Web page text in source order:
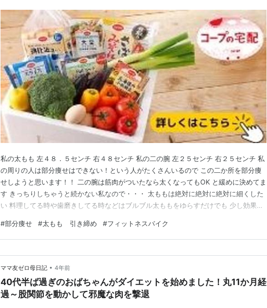
私の太もも 左４８．５センチ 右４８センチ 私の二の腕 左２５センチ 右２５センチ 私
の周りの人は部分痩せはできない！という人がたくさんいるので この二か所を部分痩
せしようと思います！！ 二の腕は筋肉がついたなら太くなってもOK と緩めに決めてま
す きっちりしちゃうと続かない私なので・・・ 太ももは絶対に絶対に絶対に細くした
い 料理してる時や歯磨きしてる時などはブルブル太ももをゆらすだけでも 少し効果が
ぞ！！！ きっとできるはずだ！！
#部分痩せ #太もも 引き締め #フィットネスバイク
ママ友ゼロ母日記 • 4年前
40代半ば過ぎのおばちゃんがダイエットを始めました！丸11か月経
過～股関節を動かして邪魔な肉を撃退